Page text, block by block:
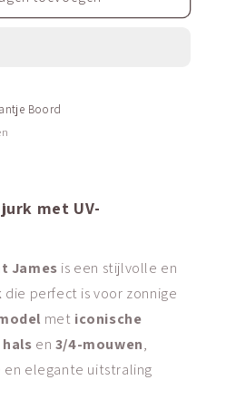
Boord
met UV-
James is een stijlvolle en
die perfect is voor zonnige
met iconische
en 3/4-mouwen,
elegante uitstraling